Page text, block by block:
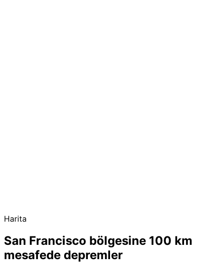
Harita
San Francisco bölgesine 100 km
mesafede depremler